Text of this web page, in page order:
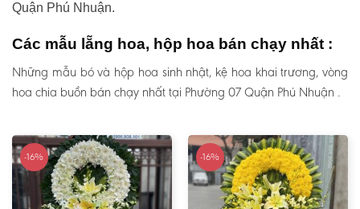
Quận Phú Nhuận.
Các mẫu lẵng hoa, hộp hoa bán chạy nhất :
Những mẫu bó và hộp hoa sinh nhật, kệ hoa khai trương, vòng
hoa chia buồn bán chạy nhất tại Phường 07 Quận Phú Nhuận .
-16% -16%